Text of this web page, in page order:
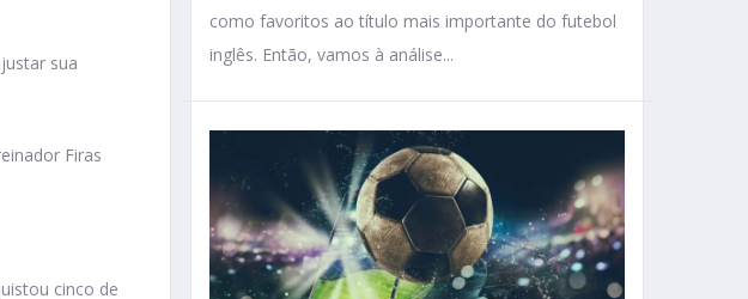
sua
Firas
cinco de
como favoritos ao título mais importante do futebol
inglês. Então, vamos à análise...